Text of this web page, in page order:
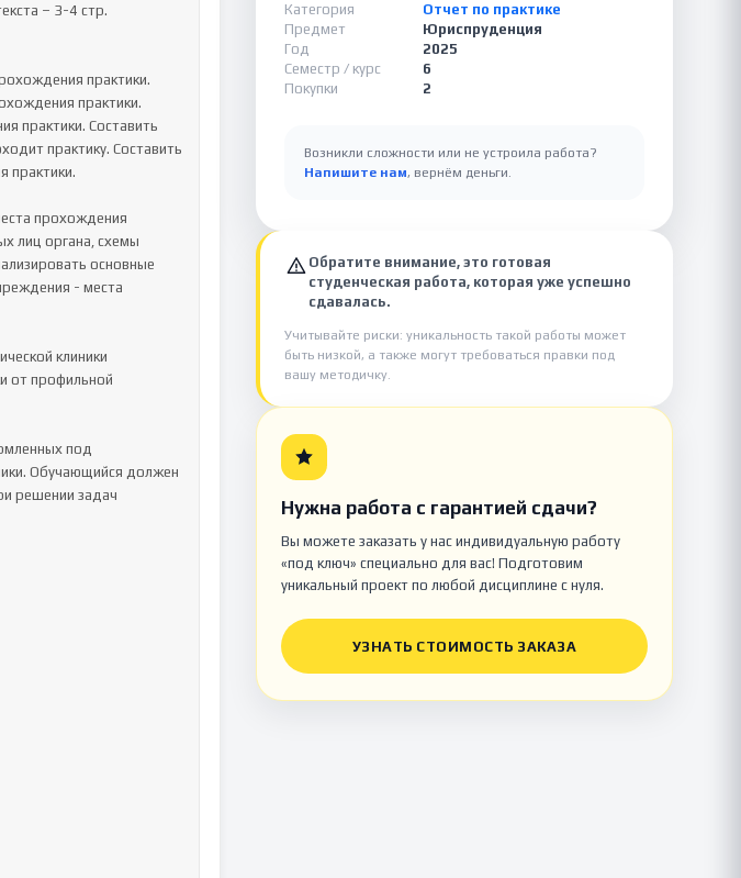
– 3-4 стр.
практики.
практики.
практики. Составить
практику. Составить
практики.
прохождения
лиц органа, схемы
основные
- места
клиники
от профильной
под
Обучающийся должен
решении задач
Категория
Отчет по практике
Предмет
Юриспруденция
Год
2025
Семестр / курс
6
Покупки
2
Возникли сложности или не устроила работа?
Напишите нам, вернём деньги.
Обратите внимание, это готовая
студенческая работа, которая уже успешно
сдавалась.
Учитывайте риски: уникальность такой работы может
быть низкой, а также могут требоваться правки под
вашу методичку.
Нужна работа с гарантией сдачи?
Вы можете заказать у нас индивидуальную работу
«под ключ» специально для вас! Подготовим
уникальный проект по любой дисциплине с нуля.
УЗНАТЬ СТОИМОСТЬ ЗАКАЗА